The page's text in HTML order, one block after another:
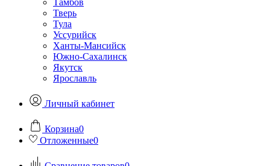
Тамбов
Тверь
Тула
Уссурийск
Ханты-Мансийск
Южно-Сахалинск
Якутск
Ярославль
Личный кабинет
Корзина0
Отложенные0